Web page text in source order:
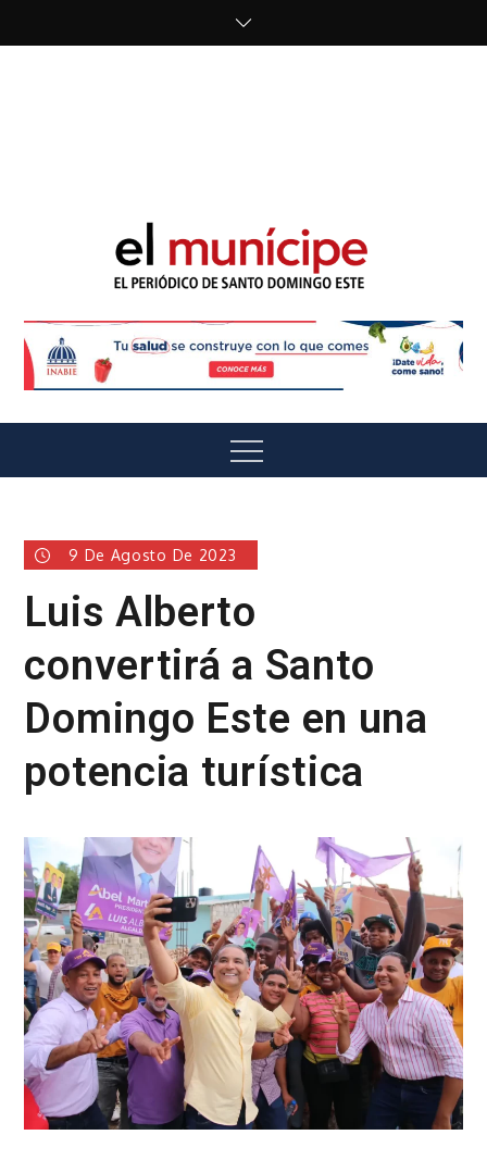
El Munícipe
Menu
9 De Agosto De 2023
Luis Alberto
convertirá a Santo
Domingo Este en una
potencia turística